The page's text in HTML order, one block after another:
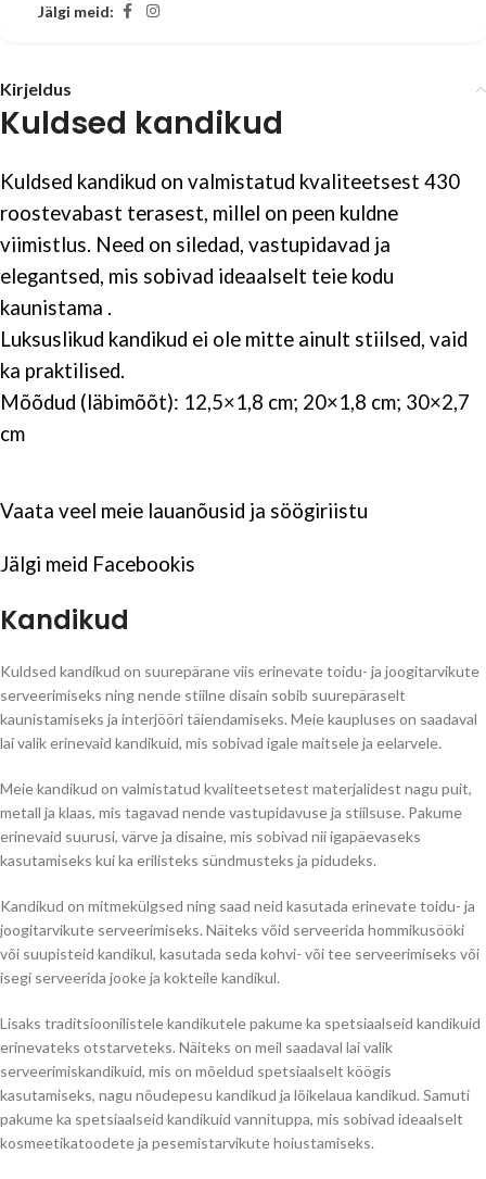
Jälgi meid:
Kirjeldus
Kuldsed kandikud
Kuldsed kandikud on valmistatud kvaliteetsest 430
roostevabast terasest, millel on peen kuldne
viimistlus. Need on siledad, vastupidavad ja
elegantsed, mis sobivad ideaalselt teie kodu
kaunistama .
Luksuslikud kandikud ei ole mitte ainult stiilsed, vaid
ka praktilised.
Mõõdud (läbimõõt): 12,5×1,8 cm; 20×1,8 cm; 30×2,7
cm
Vaata veel meie lauanõusid ja söögiriistu
Jälgi meid Facebookis
Kandikud
Kuldsed kandikud on suurepärane viis erinevate toidu- ja joogitarvikute
serveerimiseks ning nende stiilne disain sobib suurepäraselt
kaunistamiseks ja interjööri täiendamiseks. Meie kaupluses on saadaval
lai valik erinevaid kandikuid, mis sobivad igale maitsele ja eelarvele.
Meie kandikud on valmistatud kvaliteetsetest materjalidest nagu puit,
metall ja klaas, mis tagavad nende vastupidavuse ja stiilsuse. Pakume
erinevaid suurusi, värve ja disaine, mis sobivad nii igapäevaseks
kasutamiseks kui ka erilisteks sündmusteks ja pidudeks.
Kandikud on mitmekülgsed ning saad neid kasutada erinevate toidu- ja
joogitarvikute serveerimiseks. Näiteks võid serveerida hommikusööki
või suupisteid kandikul, kasutada seda kohvi- või tee serveerimiseks või
isegi serveerida jooke ja kokteile kandikul.
Lisaks traditsioonilistele kandikutele pakume ka spetsiaalseid kandikuid
erinevateks otstarveteks. Näiteks on meil saadaval lai valik
serveerimiskandikuid, mis on mõeldud spetsiaalselt köögis
kasutamiseks, nagu nõudepesu kandikud ja lõikelaua kandikud. Samuti
pakume ka spetsiaalseid kandikuid vannituppa, mis sobivad ideaalselt
kosmeetikatoodete ja pesemistarvikute hoiustamiseks.